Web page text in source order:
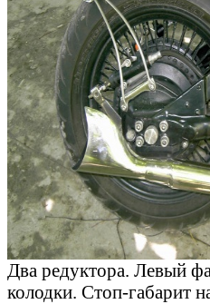
Два редуктора. Левый
колодки. Стоп-габарит